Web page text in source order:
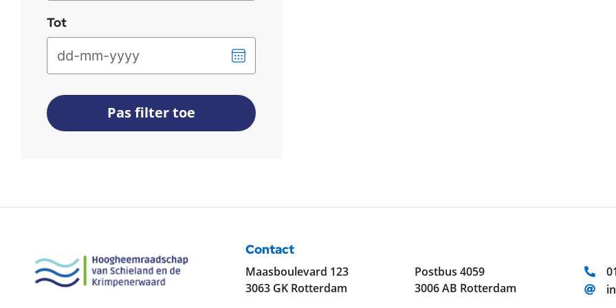
Tot
Kies
een
Pas filter toe
Contact
Maasboulevard 123
3063 GK Rotterdam
Postbus 4059
3006 AB Rotterdam